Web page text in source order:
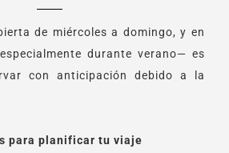
de miércoles a domingo, y en
durante verano— es
con anticipación debido a la
para planificar tu viaje